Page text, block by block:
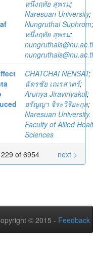
หนึ่งฤทัย สุพรม;
Naresuan University;
Nungruthai Suphrom;
หนึ่งฤทัย สุพรม;
CHATCHAI NENSAT;
ฉัตรชัย เณรสาตร์;
Arunya Jiraviriyakul;
อรัญญา จิระวิริยะกุล;
Naresuan University.
Faculty of Allied
Sciences
of 6954
next >
© 2015 - Feedback